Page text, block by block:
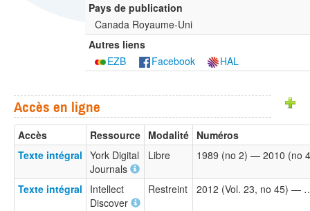
Pays de publication
Canada Royaume-Uni
Autres liens
EZB
Facebook HAL
Accès en ligne
Accès Ressource Modalité Numéros
Texte intégral York Digital
Journals
Libre 1989 (no 2) — 2010 (no
Texte intégral
Intellect
Discover
Restreint 2012 (Vol. 23, no 45) —